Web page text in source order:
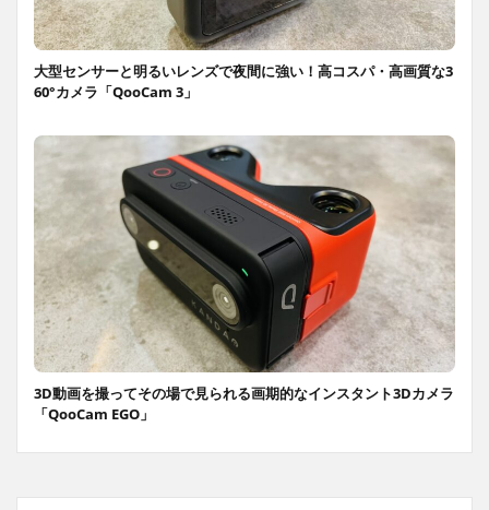
大型センサーと明るいレンズで夜間に強い！高コスパ・高画質な3
60°カメラ「QooCam 3」
3D動画を撮ってその場で見られる画期的なインスタント3Dカメラ
「QooCam EGO」